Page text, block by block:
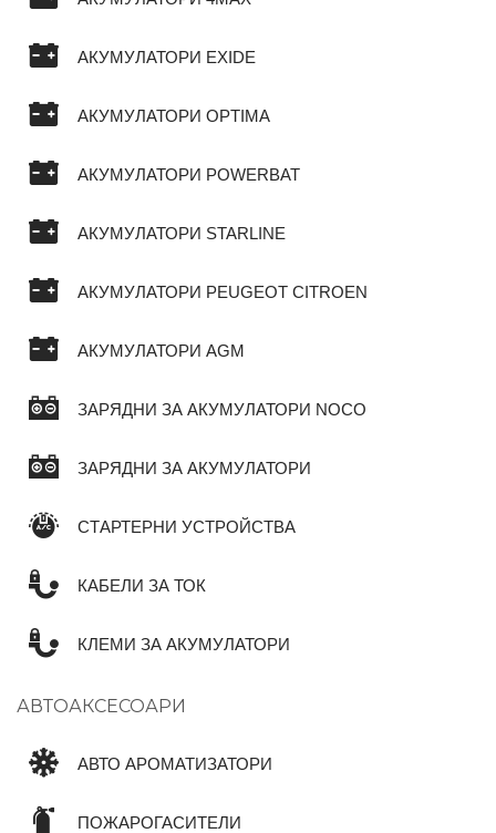
АКУМУЛАТОРИ EXIDE
АКУМУЛАТОРИ OPTIMA
АКУМУЛАТОРИ POWERBAT
АКУМУЛАТОРИ STARLINE
АКУМУЛАТОРИ PEUGEOT CITROEN
АКУМУЛАТОРИ AGM
ЗАРЯДНИ ЗА АКУМУЛАТОРИ NOCO
ЗАРЯДНИ ЗА АКУМУЛАТОРИ
СТАРТЕРНИ УСТРОЙСТВА
КАБЕЛИ ЗА ТОК
КЛЕМИ ЗА АКУМУЛАТОРИ
АВТОАКСЕСОАРИ
АВТО АРОМАТИЗАТОРИ
ПОЖАРОГАСИТЕЛИ